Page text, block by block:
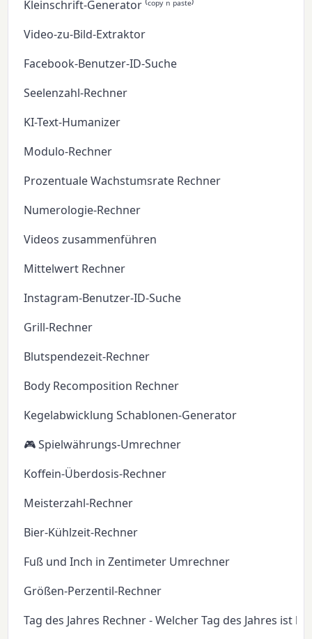
Kleinschrift-Generator ⁽ᶜᵒᵖʸ ⁿ ᵖᵃˢᵗᵉ⁾
Video-zu-Bild-Extraktor
Facebook-Benutzer-ID-Suche
Seelenzahl-Rechner
KI-Text-Humanizer
Modulo-Rechner
Prozentuale Wachstumsrate Rechner
Numerologie-Rechner
Videos zusammenführen
Mittelwert Rechner
Instagram-Benutzer-ID-Suche
Grill-Rechner
Blutspendezeit-Rechner
Body Recomposition Rechner
Kegelabwicklung Schablonen-Generator
🎮 Spielwährungs-Umrechner
Koffein-Überdosis-Rechner
Meisterzahl-Rechner
Bier-Kühlzeit-Rechner
Fuß und Inch in Zentimeter Umrechner
Größen-Perzentil-Rechner
Tag des Jahres Rechner - Welcher Tag des Jahres ist